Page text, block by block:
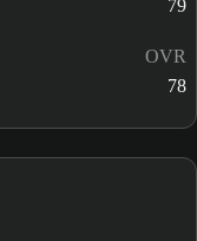
79
OVR
78